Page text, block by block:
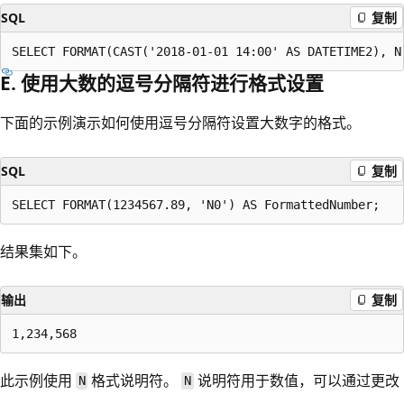
SQL 复制
E. 使用大数的逗号分隔符进行格式设置
下面的示例演示如何使用逗号分隔符设置大数字的格式。
SQL 复制
结果集如下。
输出 复制
此示例使用 N 格式说明符。 N说明符用于数值，可以通过更改